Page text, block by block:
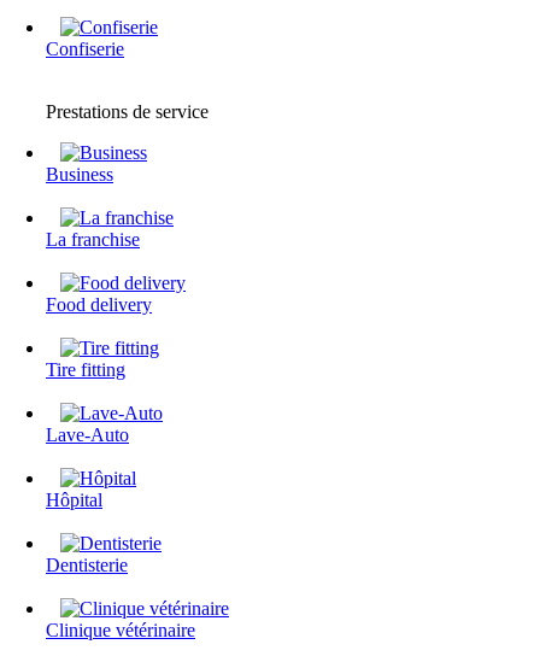
Confiserie
Prestations de service
Business
La franchise
Food delivery
Tire fitting
Lave-Auto
Hôpital
Dentisterie
Clinique vétérinaire